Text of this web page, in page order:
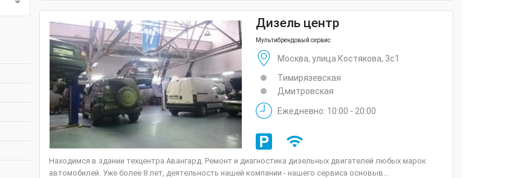
Дизель центр
Мультибрендовый сервис
Москва, улица Костякова, 3с1
Тимирязевская
Дмитровская
Ежедневно: 10:00 - 20:00
Находимся в здании техцентра Авангард. Ремонт и диагностика дизельных двигателей любых марок
автомобилей. Уже более 8 лет, деятельность нашей компании - нашего сервиса основыв...